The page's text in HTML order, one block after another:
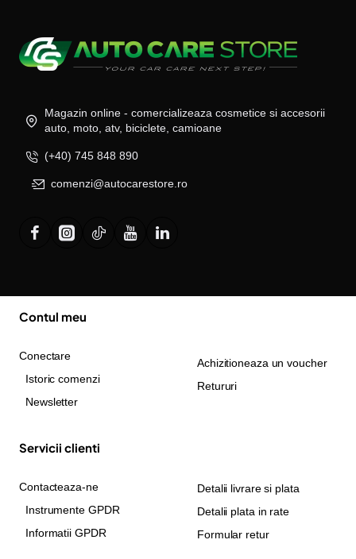
Magazin online - comercializeaza cosmetice si accesorii
auto, moto, atv, biciclete, camioane
(+40) 745 848 890
comenzi@autocarestore.ro
Contul meu
Conectare
Istoric comenzi
Newsletter
Achizitioneaza un voucher
Retururi
Servicii clienti
Contacteaza-ne
Instrumente GPDR
Informatii GPDR
Detalii livrare si plata
Detalii plata in rate
Formular retur